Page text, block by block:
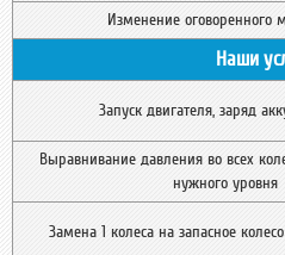
Изменение оговоренного
Наши
Запуск двигателя, заряд
Выравнивание давления во всех
нужного уровня
Замена 1 колеса на запасное